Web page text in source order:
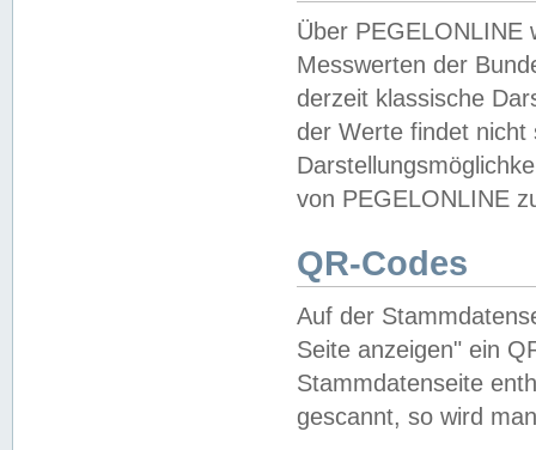
Über PEGELONLINE
Messwerten der
derzeit klassische
der Werte findet
von PEGELONLINE
QR-Codes
Auf der
Seite anzeigen" ein
Stammdatenseite
gescannt, so wird